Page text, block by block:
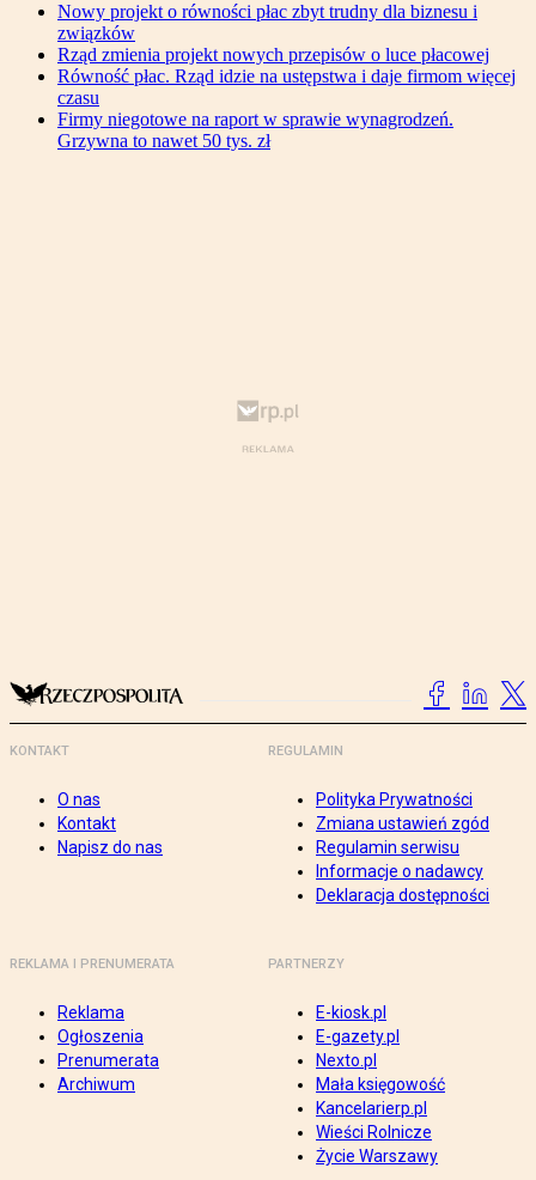
Nowy projekt o równości płac zbyt trudny dla biznesu i
związków
Rząd zmienia projekt nowych przepisów o luce płacowej
Równość płac. Rząd idzie na ustępstwa i daje firmom więcej
czasu
Firmy niegotowe na raport w sprawie wynagrodzeń.
Grzywna to nawet 50 tys. zł
KONTAKT
O nas
Kontakt
Napisz do nas
REGULAMIN
Polityka Prywatności
Zmiana ustawień zgód
Regulamin serwisu
Informacje o nadawcy
Deklaracja dostępności
REKLAMA I PRENUMERATA
Reklama
Ogłoszenia
Prenumerata
Archiwum
PARTNERZY
E-kiosk.pl
E-gazety.pl
Nexto.pl
Mała księgowość
Kancelarierp.pl
Wieści Rolnicze
Życie Warszawy